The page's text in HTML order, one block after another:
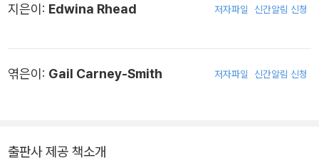
지은이: Edwina Rhead 저자파일 신간알림 신청
엮은이: Gail Carney-Smith 저자파일 신간알림 신청
출판사 제공 책소개